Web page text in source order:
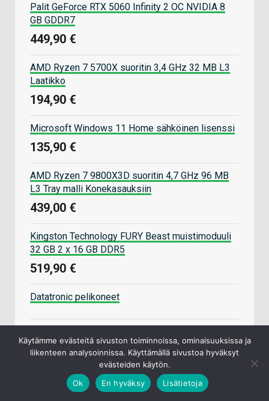
Palit GeForce RTX 5060 Infinity 2 OC NVIDIA 8
GB GDDR7
449,90 €
AMD Ryzen 7 5700X suoritin 3,4 GHz 32 MB L3
Laatikko
194,90 €
Microsoft Windows 11 Home sähköinen lisenssi
135,90 €
AMD Ryzen 7 9800X3D suoritin 4,7 GHz 96 MB
L3 Tray malli Konekasauksiin
439,00 €
Kingston Technology FURY Beast muistimoduuli
32 GB 2 x 16 GB DDR5
519,90 €
Datatronic pelikoneet
Käytämme evästeitä sivuston toiminnoissa, ominaisuuksissa ja
liikenteen analysoinnissa. Käyttämällä sivustoa hyväksyt
evästeiden käytön.
Ok
En hyväksy Lisätietoja